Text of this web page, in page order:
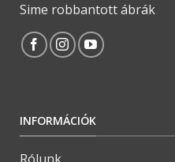
Sime robbantott ábrák
INFORMÁCIÓK